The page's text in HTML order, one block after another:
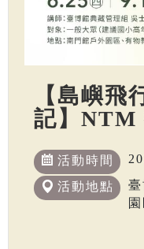
【島嶼飛
記】NTM
活動時間
活動地點